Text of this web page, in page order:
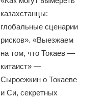
казахстанцы:
глобальные сценарии
рисков». «Выезжаем
на том, что Токаев —
китаист» —
Сыроежкин о Токаеве
и Си, секретных